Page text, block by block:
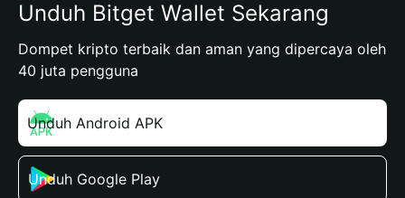
Unduh Bitget Wallet Sekarang
Dompet kripto terbaik dan aman yang dipercaya oleh
40 juta pengguna
Unduh Android APK
Unduh Google Play